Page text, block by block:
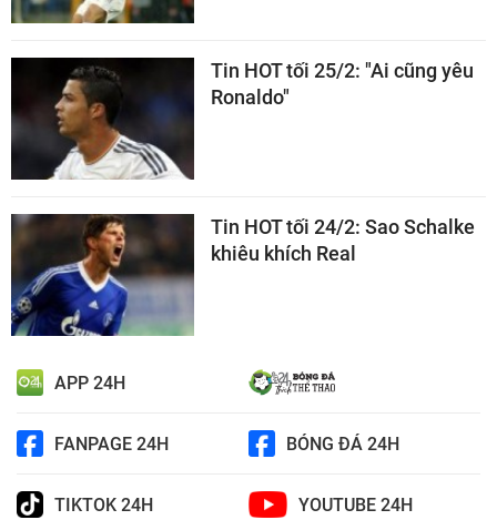
Tin HOT tối 25/2: "Ai cũng yêu
Ronaldo"
Tin HOT tối 24/2: Sao Schalke
khiêu khích Real
APP 24H
FANPAGE 24H BÓNG ĐÁ 24H
TIKTOK 24H YOUTUBE 24H